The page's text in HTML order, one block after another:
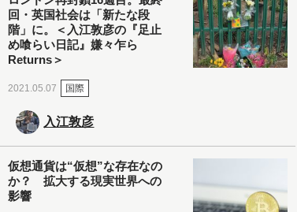
回・英国社会は「新たな段
階」に。＜入江敦彦の『足止
め喰らい日記』嫌々乍ら
Returns＞
2021.05.07 国際
入江敦彦
仮想通貨は“仮想”な存在なの
か？ 拡大する現実世界への
影響